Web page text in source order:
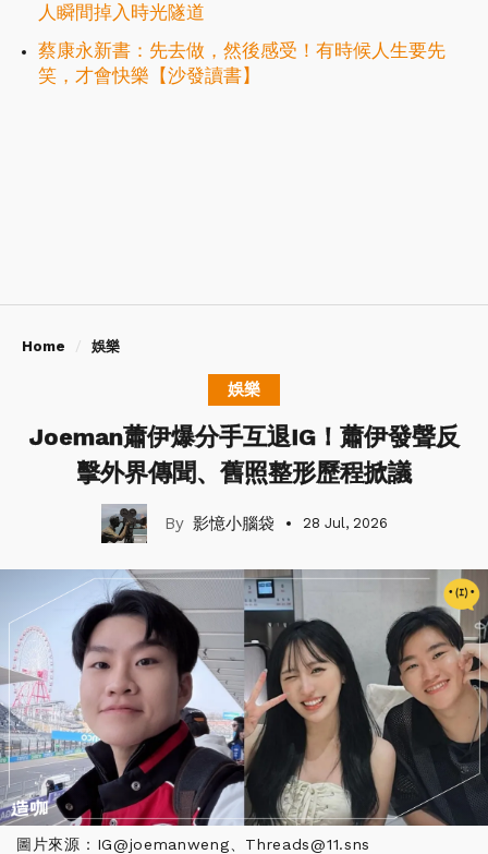
人瞬間掉入時光隧道
蔡康永新書：先去做，然後感受！有時候人生要先
笑，才會快樂【沙發讀書】
Home 娛樂
娛樂
Joeman蕭伊爆分手互退IG！蕭伊發聲反
擊外界傳聞、舊照整形歷程掀議
影憶小腦袋 28 Jul, 2026
圖片來源：IG@joemanweng、Threads@11.sns